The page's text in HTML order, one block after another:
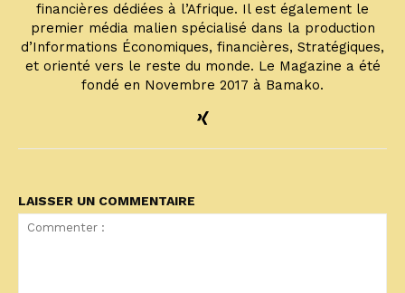
financières dédiées à l’Afrique. Il est également le
premier média malien spécialisé dans la production
d’Informations Économiques, financières, Stratégiques,
et orienté vers le reste du monde. Le Magazine a été
fondé en Novembre 2017 à Bamako.
LAISSER UN COMMENTAIRE